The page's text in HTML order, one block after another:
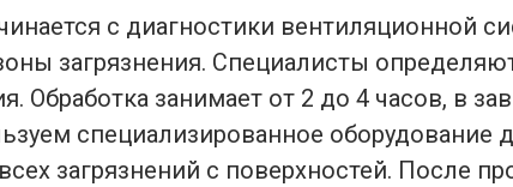
с диагностики вентиляционной
загрязнения. Специалисты
Обработка занимает от 2 до 4 часов, в
специализированное оборудование
загрязнений с поверхностей. После